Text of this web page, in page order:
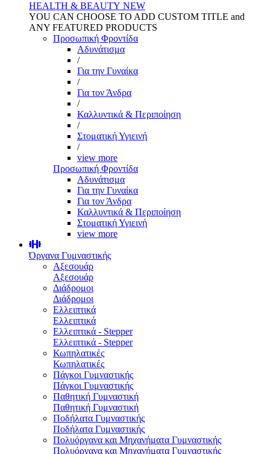
HEALTH & BEAUTY NEW
YOU CAN CHOOSE TO ADD CUSTOM TITLE and
ANY FEATURED PRODUCTS
Προσωπική Φροντίδα
Αδυνάτισμα
/
Για την Γυναίκα
/
Για τον Άνδρα
/
Καλλυντικά & Περιποίηση
/
Στοματική Υγιεινή
/
view more
Προσωπική Φροντίδα
Αδυνάτισμα
Για την Γυναίκα
Για τον Άνδρα
Καλλυντικά & Περιποίηση
Στοματική Υγιεινή
view more
Όργανα Γυμναστικής
Αξεσουάρ
Αξεσουάρ
Διάδρομοι
Διάδρομοι
Ελλειπτικά
Ελλειπτικά
Ελλειπτικά - Stepper
Ελλειπτικά - Stepper
Κωπηλατικές
Κωπηλατικές
Πάγκοι Γυμναστικής
Πάγκοι Γυμναστικής
Παθητική Γυμναστική
Παθητική Γυμναστική
Ποδήλατα Γυμναστικής
Ποδήλατα Γυμναστικής
Πολυόργανα και Μηχανήματα Γυμναστικής
Πολυόργανα και Μηχανήματα Γυμναστικής